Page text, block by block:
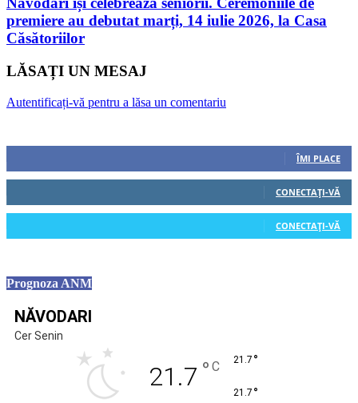
premiere au debutat marți, 14 iulie 2026, la Casa
Căsătoriilor
LĂSAȚI UN MESAJ
Autentificați-vă pentru a lăsa un comentariu
ÎMI PLACE
CONECTAȚI-VĂ
CONECTAȚI-VĂ
Prognoza ANM
NĂVODARI
Cer Senin
21.7 ° C 21.7 °
21.7 °